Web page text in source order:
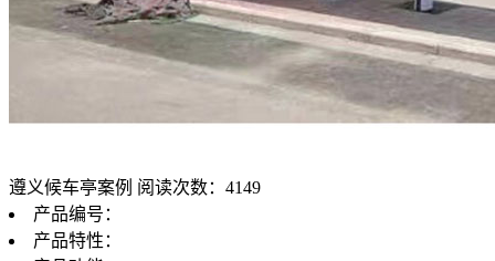
遵义候车亭案例 阅读次数：4149
产品编号：
产品特性：